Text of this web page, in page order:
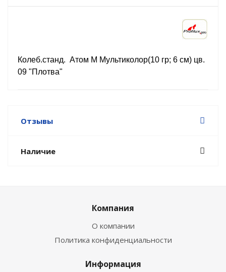
Колеб.станд. Атом М Мультиколор(10 гр; 6 см) цв.
09 "Плотва"
Отзывы
Наличие
Компания
О компании
Политика конфиденциальности
Информация